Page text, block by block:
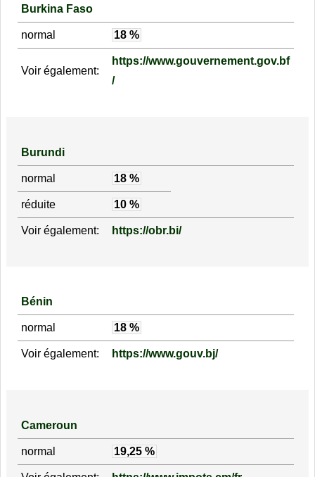
Burkina Faso
normal 18 %
Voir également:
https://www.gouvernement.gov.bf
/
Burundi
normal 18 %
réduite 10 %
Voir également: https://obr.bi/
Bénin
normal 18 %
Voir également: https://www.gouv.bj/
Cameroun
normal 19,25 %